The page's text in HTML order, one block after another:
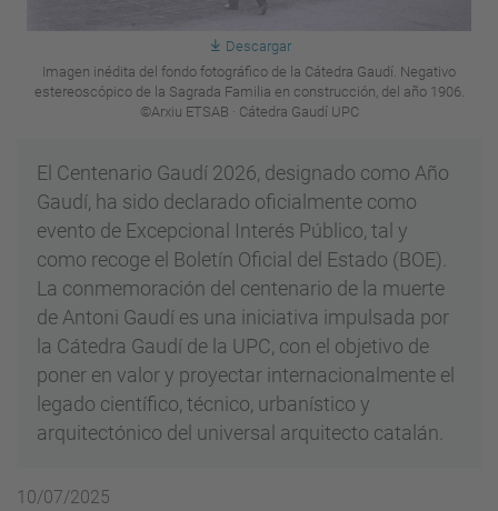
Descargar
Imagen inédita del fondo fotográfico de la Cátedra Gaudí. Negativo
estereoscópico de la Sagrada Familia en construcción, del año 1906.
©Arxiu ETSAB · Cátedra Gaudí UPC
El Centenario Gaudí 2026, designado como Año
Gaudí, ha sido declarado oficialmente como
evento de Excepcional Interés Público, tal y
como recoge el Boletín Oficial del Estado (BOE).
La conmemoración del centenario de la muerte
de Antoni Gaudí es una iniciativa impulsada por
la Cátedra Gaudí de la UPC, con el objetivo de
poner en valor y proyectar internacionalmente el
legado científico, técnico, urbanístico y
arquitectónico del universal arquitecto catalán.
10/07/2025